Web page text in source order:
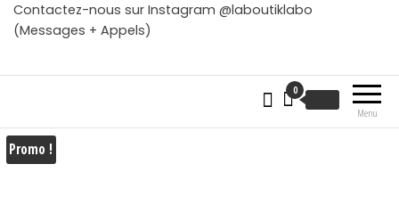
Contactez-nous sur Instagram @laboutiklabo
(Messages + Appels)
Menu
0
Promo !